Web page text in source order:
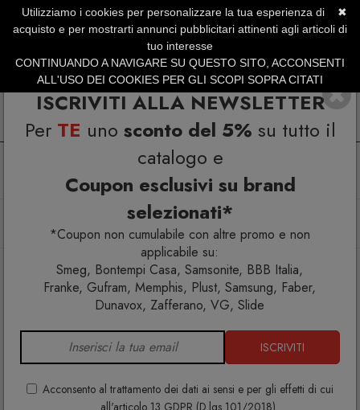
ISCRIVITI ALLA NEWSLETTER
Per TE uno sconto del 5% su tutto il
catalogo e
Coupon esclusivi su brand
selezionati*
*Coupon non cumulabile con altre promo e non
applicabile su:
Smeg, Bontempi Casa, Samsonite, BBB Italia,
Franke, Gufram, Memphis, Plust, Samsung, Faber,
Dunavox, Zafferano, VG, Slide
ISCRIVITI
Acconsento al trattamento dei dati ai sensi e per gli effetti di cui
all'articolo 13 GDPR (D.lgs 101/2018)
SERVIZIO CLIENTI +39.0773.470.562
SUMMER SALES | Fino al 31 Agosto
Complementi
Giano Specchiera da terra bifacciale
✖
Utilizziamo i cookies per personalizzare la tua esperienza di
acquisto e per mostrarti annunci pubblicitari attinenti agli articoli di
tuo interesse
CONTINUANDO A NAVIGARE SU QUESTO SITO, ACCONSENTI
ALL'USO DEI COOKIES PER GLI SCOPI SOPRA CITATI